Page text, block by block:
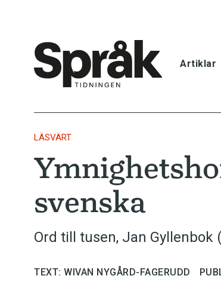
Artiklar
LÄSVÄRT
svenska
Ord till tusen, Jan Gyllenbok
TEXT: WIVAN NYGÅRD-FAGERUDD